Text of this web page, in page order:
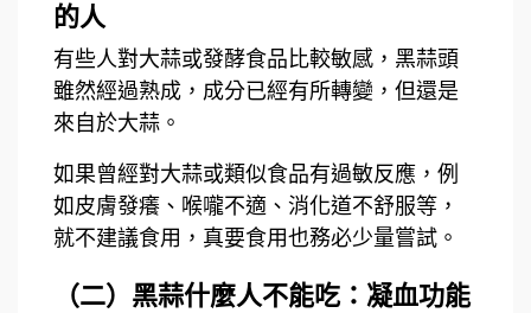
的人
有些人對大蒜或發酵食品比較敏感，黑蒜頭
雖然經過熟成，成分已經有所轉變，但還是
來自於大蒜。
如果曾經對大蒜或類似食品有過敏反應，例
如皮膚發癢、喉嚨不適、消化道不舒服等，
就不建議食用，真要食用也務必少量嘗試。
（二）黑蒜什麼人不能吃：凝血功能